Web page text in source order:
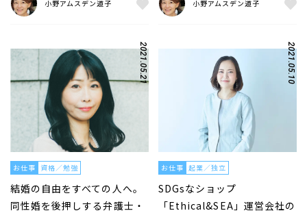
小野アムスデン道子 小野アムスデン道子
2021.05.21
お仕事 資格／勉強
結婚の自由をすべての人へ。
同性婚を後押しする弁護士・
2021.05.10
お仕事 起業／独立
SDGsなショップ
「Ethical&SEA」運営会社の